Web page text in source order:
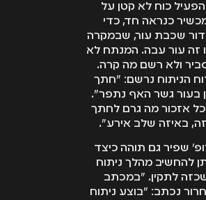
כוח לא קטן על
כנראה חד, כדי
שכבת עור, שבמקרה
זה עור עבה. המנתח לא
ולא רשם מה קרה.
הניתוח נרשם: "חתך
בעור גשר האף נתפר".
כל אזכור מה גרם לחתך
באיזה שלב אירע".
שפיר גם תוהה כיצד
להחשיב מהלך ניתוח
לתקין. "במכתב
נכתב: "בוצע ניתוח